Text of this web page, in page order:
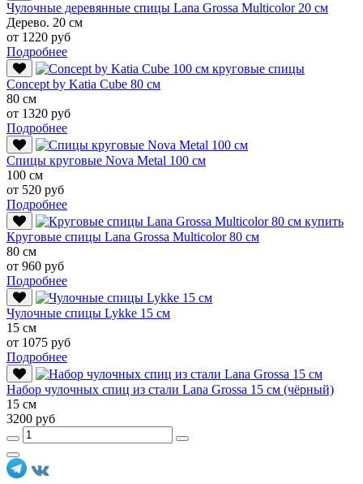
Чулочные деревянные спицы Lana Grossa Multicolor 20 см
Дерево. 20 см
от 1220 руб
Подробнее
Conсept by Katia Cube 80 см
80 см
от 1320 руб
Подробнее
Спицы круговые Nova Metal 100 см
100 см
от 520 руб
Подробнее
Круговые спицы Lana Grossa Multicolor 80 см
80 см
от 960 руб
Подробнее
Чулочные спицы Lykke 15 см
15 см
от 1075 руб
Подробнее
Набор чулочных спиц из стали Lana Grossa 15 см (чёрный)
15 см
3200 руб